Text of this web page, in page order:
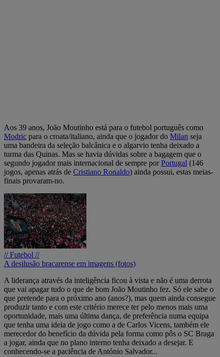
Aos 39 anos, João Moutinho está para o futebol português como
Modric para o croata/italiano, ainda que o jogador do Milan seja
uma bandeira da seleção balcânica e o algarvio tenha deixado a
turma das Quinas. Mas se havia dúvidas sobre a bagagem que o
segundo jogador mais internacional de sempre porPortugal (146
jogos, apenas atrás de Cristiano Ronaldo) ainda possui, estas meias-
finais provaram-no.
// Futebol //
A desilusão bracarense em imagens (fotos)
A liderança através da inteligência ficou à vista e não é uma derrota
que vai apagar tudo o que de bom João Moutinho fez. Só ele sabe o
que pretende para o próximo ano (anos?), mas quem ainda consegue
produzir tanto e com este critério merece ter pelo menos mais uma
oportunidade, mais uma última dança, de preferência numa equipa
que tenha uma ideia de jogo como a de Carlos Vicens, também ele
merecedor do benefício da dúvida pela forma como pôs o SC Braga
a jogar, ainda que no plano interno tenha deixado a desejar. E
conhecendo-se a paciência de António Salvador...